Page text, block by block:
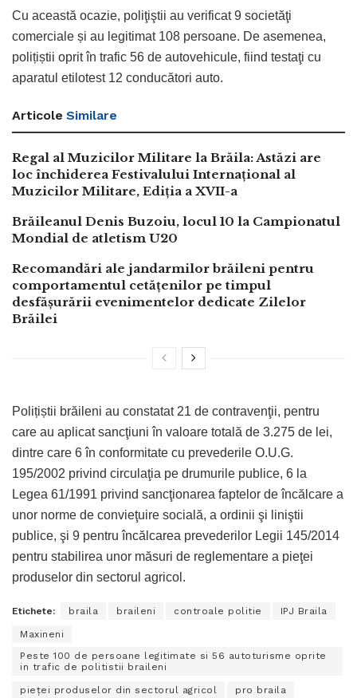
Cu această ocazie, poliţiştii au verificat 9 societăţi
comerciale și au legitimat 108 persoane. De asemenea,
polițiștii oprit în trafic 56 de autovehicule, fiind testaţi cu
aparatul etilotest 12 conducători auto.
Articole Similare
Regal al Muzicilor Militare la Brăila: Astăzi are
loc închiderea Festivalului Internațional al
Muzicilor Militare, Ediția a XVII-a
Brăileanul Denis Buzoiu, locul 10 la Campionatul
Mondial de atletism U20
Recomandări ale jandarmilor brăileni pentru
comportamentul cetățenilor pe timpul
desfășurării evenimentelor dedicate Zilelor
Brăilei
Polițiștii brăileni au constatat 21 de contravenţii, pentru
care au aplicat sancţiuni în valoare totală de 3.275 de lei,
dintre care 6 în conformitate cu prevederile O.U.G.
195/2002 privind circulaţia pe drumurile publice, 6 la
Legea 61/1991 privind sancţionarea faptelor de încălcare a
unor norme de convieţuire socială, a ordinii şi liniştii
publice, şi 9 pentru încălcarea prevederilor Legii 145/2014
pentru stabilirea unor măsuri de reglementare a pieţei
produselor din sectorul agricol.
Etichete: braila braileni controale politie IPJ Braila
Maxineni
Peste 100 de persoane legitimate si 56 autoturisme oprite
in trafic de politistii braileni
pieţei produselor din sectorul agricol pro braila